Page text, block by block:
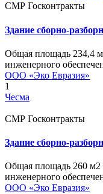
СМР Госконтракты
Здание сборно-
Общая площадь 234,4
инженерного
ООО «Эко Евразия»
1
Чесма
СМР Госконтракты
Здание сборно-
Общая площадь 260 м2
инженерного
ООО «Эко Евразия»